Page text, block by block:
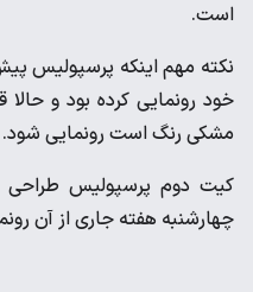
است.
نکته مهم اینکه پرسپولیس
خود رونمایی کرده بود و
مشکی رنگ است رونمایی شود‌.
کیت دوم پرسپولیس طراحی
چهارشنبه هفته جاری از آن